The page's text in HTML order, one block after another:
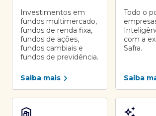
Investimentos em
fundos multimercado,
fundos de renda fixa,
fundos de ações,
fundos cambiais e
fundos de previdência.
Saiba mais
Todo o
com a
Safra.
Saiba